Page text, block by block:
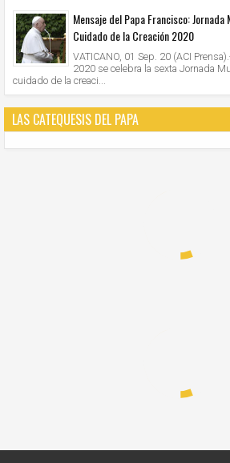
Mensaje del Papa Francisco:
Cuidado de la Creación 2020
VATICANO, 01 Sep. 20 (ACI
2020 se celebra la sexta Jornada
cuidado de la creaci...
LAS CATEQUESIS DEL PAPA